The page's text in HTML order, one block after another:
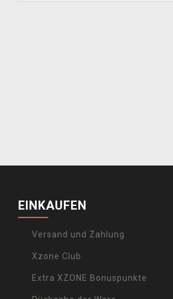
EINKAUFEN
Versand und Zahlung
Xzone Club
Extra XZONE Bonuspunkte